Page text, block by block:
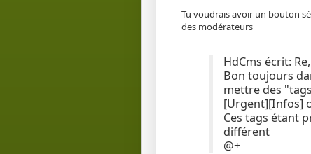
Tu voudrais avoir un bouton
des modérateurs
HdCms écrit: Re,
Bon toujours
mettre des
[Urgent][Infos]
Ces tags étant
différent
@+